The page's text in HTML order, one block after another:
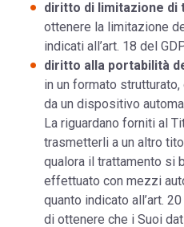
diritto di limitazione di
ottenere la limitazione
indicati all’art. 18 del
diritto alla portabilità
in un formato
da un dispositivo
La riguardano forniti al
trasmetterli a un altro
qualora il trattamento si
effettuato con mezzi
quanto indicato all’art.
di ottenere che i Suoi